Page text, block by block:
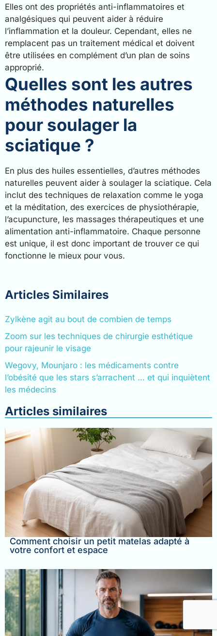
Elles ont des propriétés anti-inflammatoires et
analgésiques qui peuvent aider à réduire
l’inflammation et la douleur. Cependant, elles ne
remplacent pas un traitement médical et doivent
être utilisées en complément d’un plan de soins
approprié.
Quelles sont les autres
méthodes naturelles
pour soulager la
sciatique ?
En plus des huiles essentielles, d’autres méthodes
naturelles peuvent aider à soulager la sciatique. Cela
inclut des techniques de relaxation comme le yoga
et la méditation, des exercices de physiothérapie,
l’acupuncture, les massages thérapeutiques et une
alimentation anti-inflammatoire. Chaque personne
est unique, il est donc important de trouver ce qui
fonctionne le mieux pour vous.
Articles Similaires
Zylkène agit au bout de combien de temps
Zoom sur les techniques de chirurgie esthétique
pour rajeunir le visage
Wegovy, Mounjaro : les médicaments contre
l’obésité que les stars s’arrachent … et qui inquiètent
les médecins
Articles similaires
Comment choisir un petit matelas adapté à
votre confort et espace